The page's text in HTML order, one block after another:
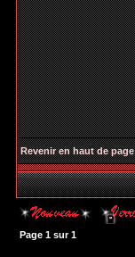
Revenir en haut de page
Page 1 sur1